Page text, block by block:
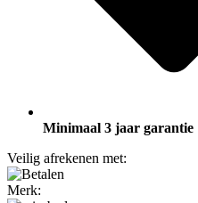
Minimaal 3 jaar garantie
Veilig afrekenen met:
Merk: